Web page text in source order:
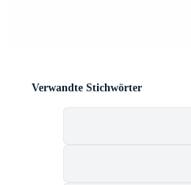
Verwandte Stichwörter